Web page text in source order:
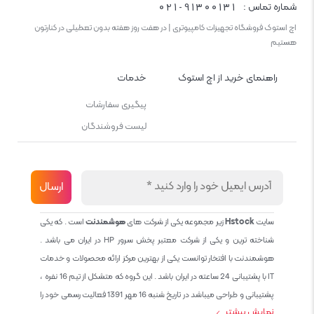
شماره تماس : 021-91300131
اچ استوک فروشگاه تجهیزات کامپیوتری | در هفت روز هفته بدون تعطیلی در کنارتون
هستیم
راهنمای خرید از اچ استوک خدمات
پیگیری سفارشات
لیست فروشندگان
سایتHstockزیر مجموعه یکی از شرکت هایهوشمندنتاست . که یکی
شناخته ترین و یکی از شرکت معتبر پخش سرور HP در ایران می باشد .
هوشمندنت با افتخار توانست یکی از بهترین مرکز ارائه محصولات و خدمات
IT با پشتیبانی 24 ساعته در ایران باشد . این گروه که متشکل از تیم 16 نفره ،
پشتیبانی و طراحی میباشد در تاریخ شنبه 16 مهر 1391 فعالیت رسمی خود را